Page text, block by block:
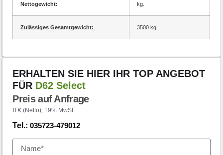
Nettogewicht: kg.
Zulässiges Gesamtgewicht: 3500 kg.
ERHALTEN SIE HIER IHR TOP ANGEBOT
FÜR D62 Select
Preis auf Anfrage
0 € (Netto), 19% MwSt.
Tel.:035723-479012